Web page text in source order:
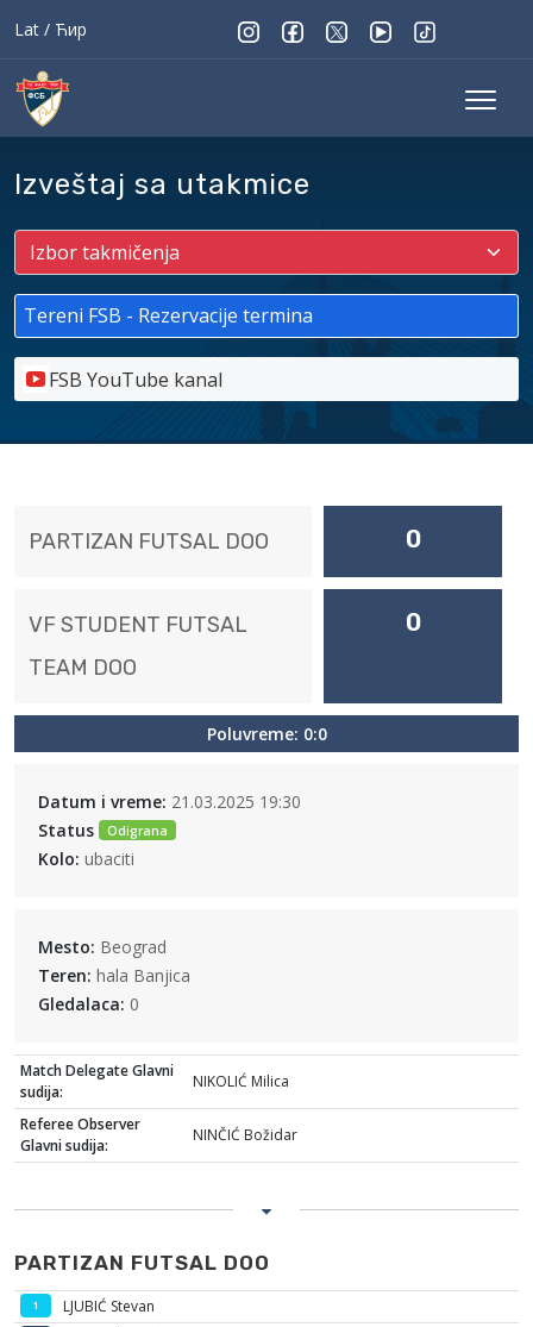
Lat / Ћир
Izveštaj sa utakmice
Tereni FSB - Rezervacije termina
FSB YouTube kanal
PARTIZAN FUTSAL DOO 0
VF STUDENT FUTSAL
TEAM DOO
0
Poluvreme: 0:0
Datum i vreme: 21.03.2025 19:30
Status
Odigrana
Kolo: ubaciti
Mesto: Beograd
Teren: hala Banjica
Gledalaca: 0
Match Delegate Glavni
sudija:
NIKOLIĆ Milica
Referee Observer
Glavni sudija:
NINČIĆ Božidar
PARTIZAN FUTSAL DOO
1 LJUBIĆ Stevan